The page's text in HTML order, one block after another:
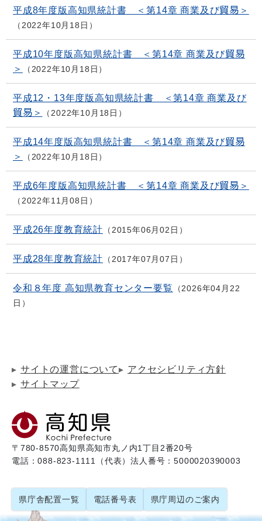
平成8年度版高知県統計書 ＜第14章 商業及び貿易＞
2022年10月18日
平成10年度版高知県統計書 ＜第14章 商業及び貿易
＞
2022年10月18日
平成12・13年度版高知県統計書 ＜第14章 商業及び
貿易＞
2022年10月18日
平成14年度版高知県統計書 ＜第14章 商業及び貿易
＞
2022年10月18日
平成6年度版高知県統計書 ＜第14章 商業及び貿易＞
2022年11月08日
平成26年度教育統計 2015年06月02日
平成28年度教育統計 2017年07月07日
令和８年度 高知県教育センター要覧
2026年04月22
日
サイトの運営について
アクセシビリティ方針
サイトマップ
〒780-8570高知県高知市丸ノ内1丁目2番20号
電話：088-823-1111（代表）法人番号：5000020390003
県庁舎配置一覧 電話番号表 県庁周辺のご案内